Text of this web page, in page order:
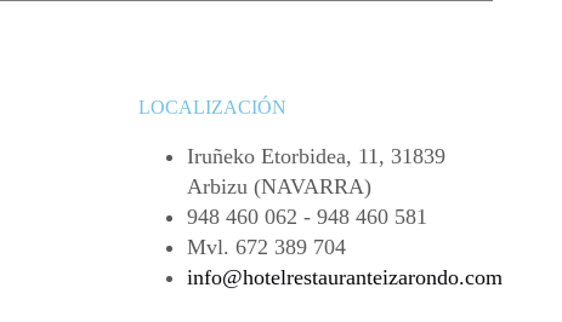
LOCALIZACIÓN
Iruñeko Etorbidea, 11, 31839
Arbizu (NAVARRA)
948 460 062 - 948 460 581
Mvl. 672 389 704
info@hotelrestauranteizarondo.com